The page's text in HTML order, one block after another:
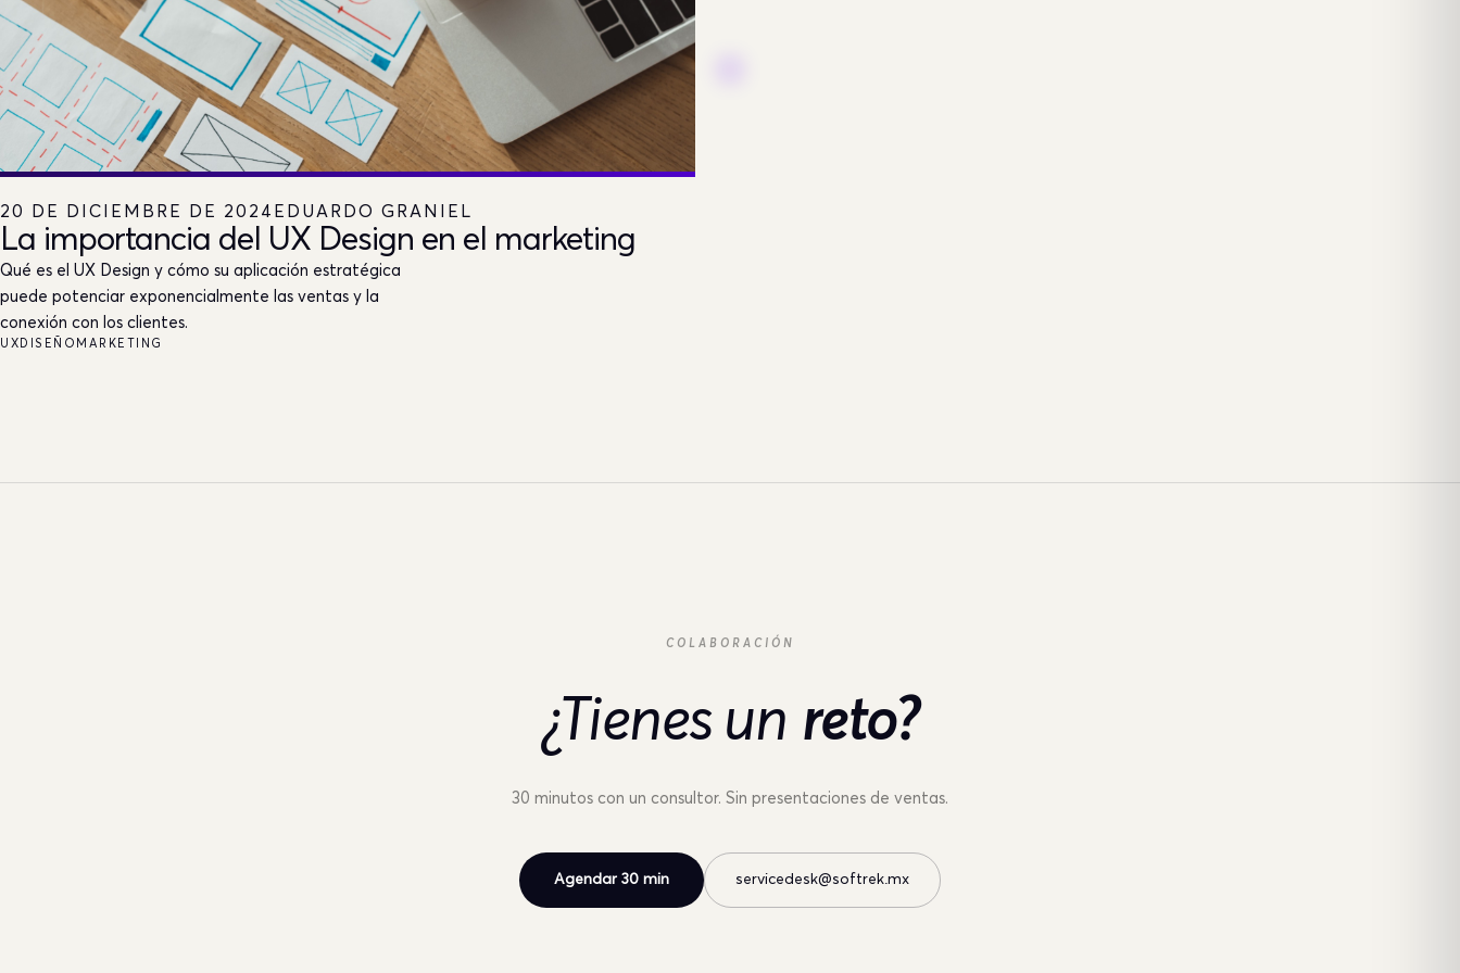
20 DE DICIEMBRE DE 2024 EDUARDO GRANIEL
La importancia del UX Design en el marketing
Qué es el UX Design y cómo su aplicación estratégica
puede potenciar exponencialmente las ventas y la
conexión con los clientes.
UX DISEÑO MARKETING
COLABORACIÓN
¿Tienes un reto?
30 minutos con un consultor. Sin presentaciones de ventas.
Agendar 30 min servicedesk@softrek.mx